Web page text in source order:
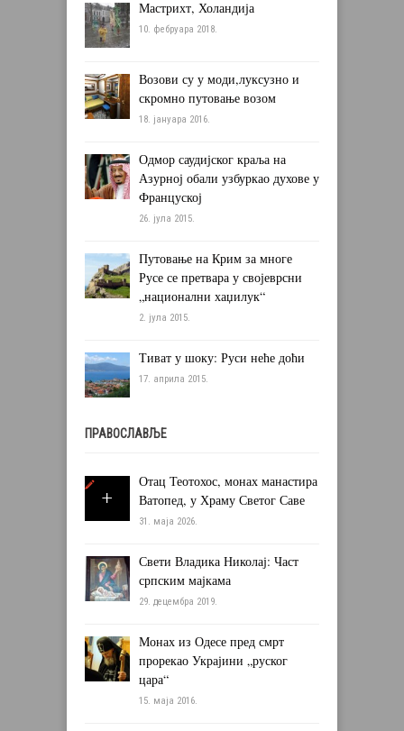
Мастрихт, Холандија
10. фебруара 2018.
Возови су у моди,луксузно и
скромно путовање возом
18. јануара 2016.
Одмор саудијског краља на
Азурној обали узбуркао духове у
Француској
26. јула 2015.
Путовање на Крим за многе
Русе се претвара у својеврсни
„национални хаџилук“
2. јула 2015.
Тиват у шоку: Руси неће доћи
17. априла 2015.
ПРАВОСЛАВЉЕ
Отац Теотохос, монах манастира
Ватопед, у Храму Светог Саве
31. маја 2026.
Свети Владика Николај: Част
српским мајкама
29. децембра 2019.
Монах из Одесе пред смрт
прорекао Украјини „руског
цара“
15. маја 2016.